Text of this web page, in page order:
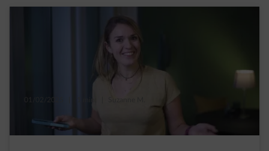
de suivre sa consommation